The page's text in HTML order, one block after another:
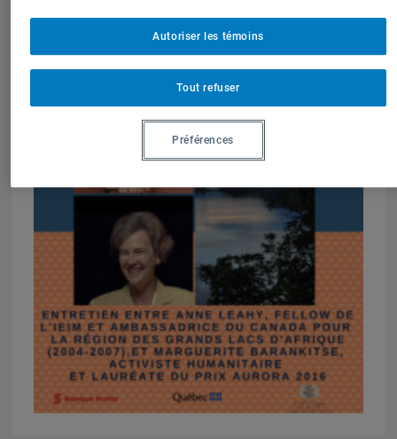
Tout refuser
Autoriser les témoins
Préférences